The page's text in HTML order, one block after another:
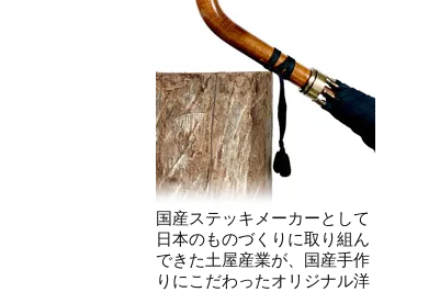
国産ステッキメーカーとして
日本のものづくりに取り組ん
できた土屋産業が、国産手作
りにこだわったオリジナル洋